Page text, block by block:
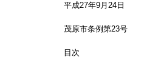
平成27年9月24日
茂原市条例第23号
目次